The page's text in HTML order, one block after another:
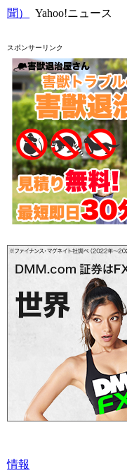
聞）
Yahoo!ニュース
スポンサーリンク
情報